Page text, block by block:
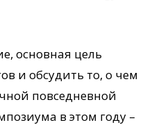
основная цель
и обсудить то, о чем
повседневной
в этом году –